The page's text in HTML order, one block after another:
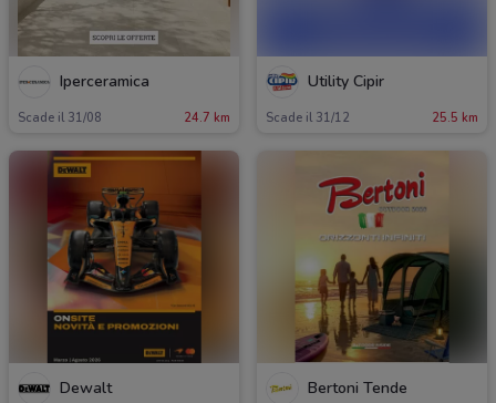
Iperceramica
Scade il 31/08 24.7 km
Utility Cipir
Scade il 31/12 25.5 km
Dewalt Bertoni Tende